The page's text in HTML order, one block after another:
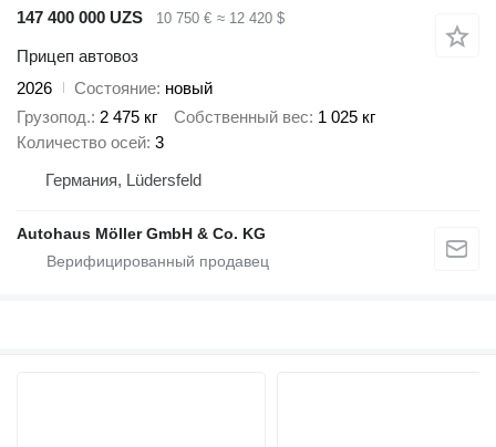
147 400 000 UZS
10 750 € ≈ 12 420 $
Прицеп автовоз
2026
Состояние новый
Грузопод. 2 475 кг Собственный вес 1 025 кг
Количество осей 3
Германия, Lüdersfeld
Autohaus Möller GmbH & Co. KG